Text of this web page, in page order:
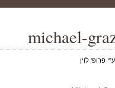
michael-
פרופ' לוין